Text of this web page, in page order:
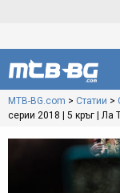
MTB-BG.com > Статии >
серии 2018 | 5 кръг | Ла